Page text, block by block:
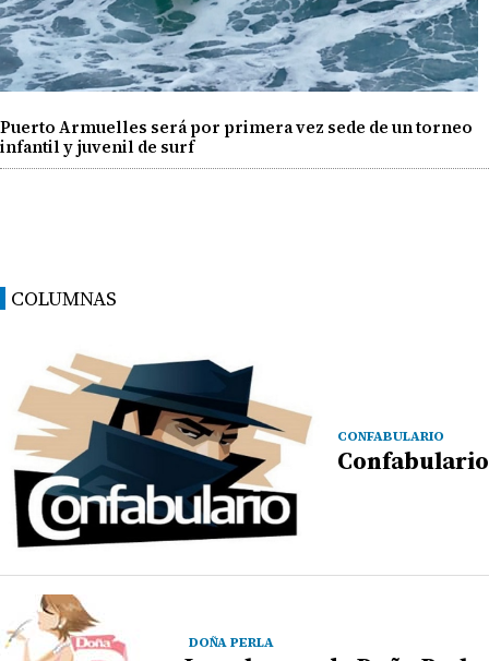
Puerto Armuelles será por primera vez sede de un torneo
infantil y juvenil de surf
COLUMNAS
CONFABULARIO
Confabulario
DOÑA PERLA